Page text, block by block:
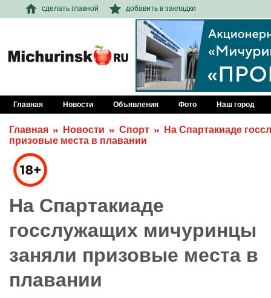
сделать главной добавить в закладки
Главная Новости Объявления Фото Наш город
Главная Новости Спорт
На Спартакиаде
призовые места в плавании
На Спартакиаде
госслужащих мичуринцы
заняли призовые места в
плавании